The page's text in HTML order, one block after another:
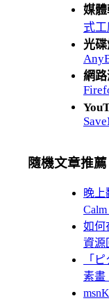
媒體
式
光碟
網路
隨機文章推薦
晚上
如何
資源
「
素畫